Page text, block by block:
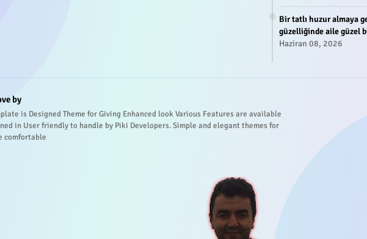
Bir tatlı huzur almaya
güzelliğinde aile güzel
Haziran 08, 2026
by
is Designed Theme for Giving Enhanced look Various Features are available
in User friendly to handle by Piki Developers. Simple and elegant themes for
comfortable